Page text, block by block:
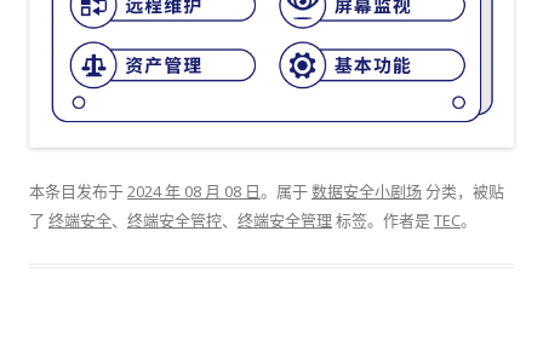
本条目发布于2024 年 08 月 08 日。属于数据安全小剧场分类，被贴
了 终端安全、 终端安全管控、 终端安全管理 标签。 作者是TEC。